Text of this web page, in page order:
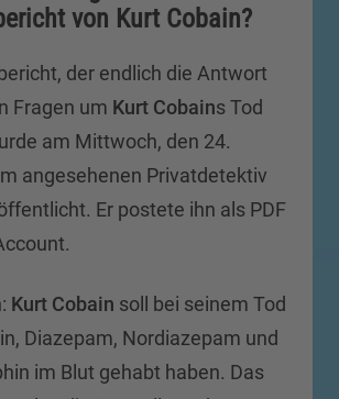
von Kurt Cobain?
der endlich die Antwort
Fragen um Kurt Cobains Tod
am Mittwoch, den 24.
angesehenen Privatdetektiv
Er postete ihn als PDF
Kurt Cobain soll bei seinem Tod
Diazepam, Nordiazepam und
im Blut gehabt haben. Das